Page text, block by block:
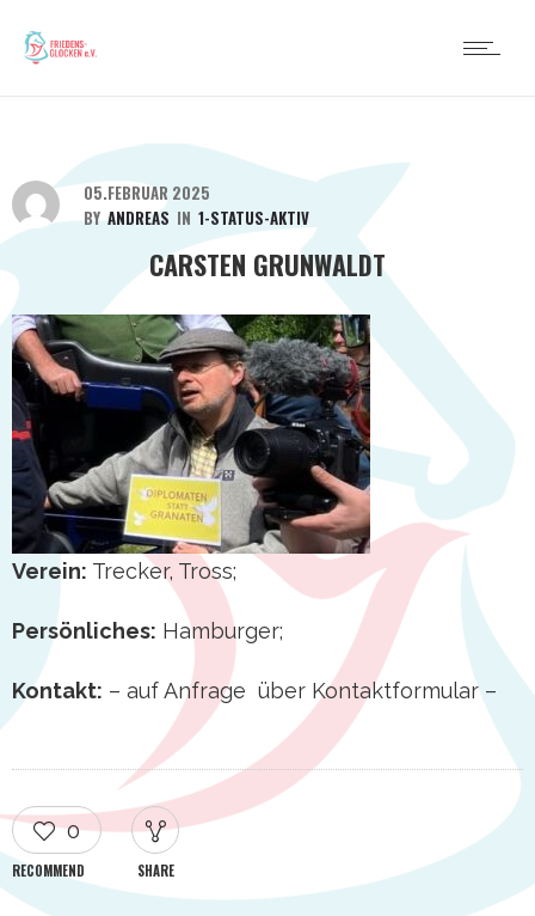
05.FEBRUAR 2025
BY ANDREAS IN 1-STATUS-AKTIV
CARSTEN GRUNWALDT
Verein: Trecker, Tross;
Persönliches: Hamburger;
Kontakt: – auf Anfrage über Kontaktformular –
0
RECOMMEND SHARE